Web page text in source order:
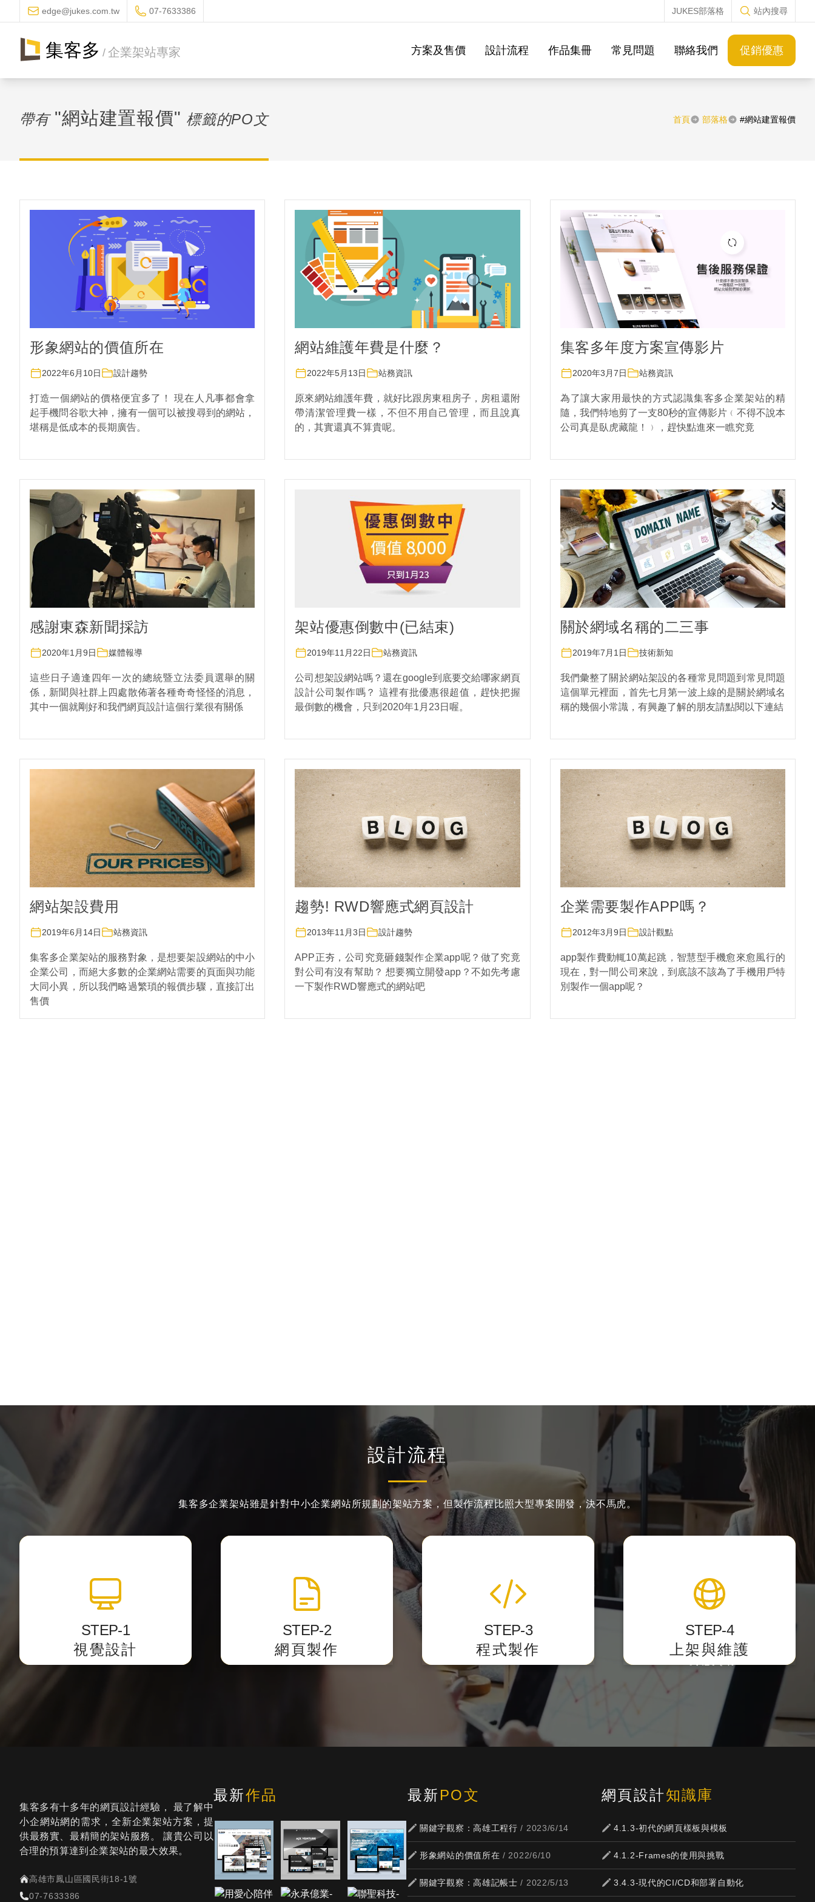
edge@jukes.com.tw 07-7633386 JUKES部落格 站內搜尋
集客多 / 企業架站專家 方案及售價 設計流程 作品集冊 常見問題 聯絡我們 促銷優惠
帶有"網站建置報價" 標籤的PO文 首頁 部落格 #網站建置報價
形象網站的價值所在
2022年6月10日 設計趨勢
打造一個網站的價格便宜多了！ 現在人凡事都會拿
起手機問谷歌大神，擁有一個可以被搜尋到的網站，
堪稱是低成本的長期廣告。
網站維護年費是什麼？
2022年5月13日 站務資訊
原來網站維護年費，就好比跟房東租房子，房租還附
帶清潔管理費一樣，不但不用自己管理，而且說真
的，其實還真不算貴呢。
集客多年度方案宣傳影片
2020年3月7日 站務資訊
為了讓大家用最快的方式認識集客多企業架站的精
隨，我們特地剪了一支80秒的宣傳影片﹙不得不說本
公司真是臥虎藏龍！﹚，趕快點進來一瞧究竟
感謝東森新聞採訪
2020年1月9日 媒體報導
這些日子適逢四年一次的總統暨立法委員選舉的關
係，新聞與社群上四處散佈著各種奇奇怪怪的消息，
其中一個就剛好和我們網頁設計這個行業很有關係
架站優惠倒數中(已結束)
2019年11月22日 站務資訊
公司想架設網站嗎？還在google到底要交給哪家網頁
設計公司製作嗎？ 這裡有批優惠很超值，趕快把握
最倒數的機會，只到2020年1月23日喔。
關於網域名稱的二三事
2019年7月1日 技術新知
我們彙整了關於網站架設的各種常見問題到常見問題
這個單元裡面，首先七月第一波上線的是關於網域名
稱的幾個小常識，有興趣了解的朋友請點閱以下連結
網站架設費用
2019年6月14日 站務資訊
集客多企業架站的服務對象，是想要架設網站的中小
企業公司，而絕大多數的企業網站需要的頁面與功能
大同小異，所以我們略過繁瑣的報價步驟，直接訂出
售價
趨勢! RWD響應式網頁設計
2013年11月3日 設計趨勢
APP正夯，公司究竟砸錢製作企業app呢？做了究竟
對公司有沒有幫助？ 想要獨立開發app？不如先考慮
一下製作RWD響應式的網站吧
企業需要製作APP嗎？
2012年3月9日 設計觀點
app製作費動輒10萬起跳，智慧型手機愈來愈風行的
現在，對一間公司來說，到底該不該為了手機用戶特
別製作一個app呢？
設計流程
集客多企業架站雖是針對中小企業網站所規劃的架站方案， 但製作流程比照大型專案開發，決不馬虎。
STEP-1
視覺設計
全站視覺設計
透過影像編輯軟體中設計網站介
面，
並提供客戶預覽網址校稿。
STEP-2
網頁製作
網頁製作切版
以最精準的 HTML標籤結構
將視覺設計稿轉換成網頁的格
式。
STEP-3
程式製作
程式化與後台製作
我們開發後台力求精簡好用，讓
客戶第一次使用就上手。
STEP-4
上架與維護
上架與維護
提供後台測試點，校對後正式上
架，
主動遞交網站sitemap提供搜尋
引擎蒐錄。
集客多有十多年的網頁設計經驗， 最了解中
小企網站網的需求，全新企業架站方案，提
供最務實、最精簡的架站服務。 讓貴公司以
合理的預算達到企業架站的最大效果。
高雄市鳳山區國民街18-1號
07-7633386
最新作品 最新 PO文
關鍵字觀察：高雄工程行 / 2023/6/14
形象網站的價值所在 / 2022/6/10
關鍵字觀察：高雄記帳士 / 2022/5/13
網頁設計知識庫
4.1.3-初代的網頁樣板與模板
4.1.2-Frames的使用與挑戰
3.4.3-現代的CI/CD和部署自動化